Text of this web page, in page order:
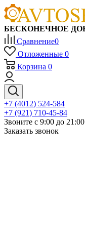
БЕСКОНЕЧНОЕ
Сравнение0
Отложенные 0
Корзина 0
+7 (4012) 524-584
+7 (921) 710-45-84
Звоните с 9:00 до 21:00
Заказать звонок